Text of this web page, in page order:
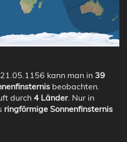
kann man in 39
beobachten.
durch 4 Länder. Nur in
ringförmige Sonnenfinsternis